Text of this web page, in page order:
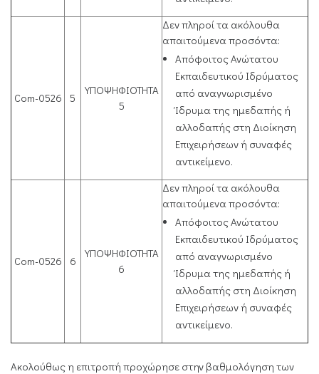
Com-0526 5
ΥΠΟΨΗΦΙΟΤΗΤΑ
5
Δεν πληροί τα ακόλουθα
απαιτούμενα προσόντα:
Απόφοιτος Ανώτατου
Εκπαιδευτικού Ιδρύματος
από αναγνωρισμένο
Ίδρυμα της ημεδαπής ή
αλλοδαπής στη Διοίκηση
Επιχειρήσεων ή συναφές
αντικείμενο.
Com-0526 6
ΥΠΟΨΗΦΙΟΤΗΤΑ
6
Δεν πληροί τα ακόλουθα
απαιτούμενα προσόντα:
Απόφοιτος Ανώτατου
Εκπαιδευτικού Ιδρύματος
από αναγνωρισμένο
Ίδρυμα της ημεδαπής ή
αλλοδαπής στη Διοίκηση
Επιχειρήσεων ή συναφές
αντικείμενο.
Ακολούθως η επιτροπή προχώρησε στην βαθμολόγηση των